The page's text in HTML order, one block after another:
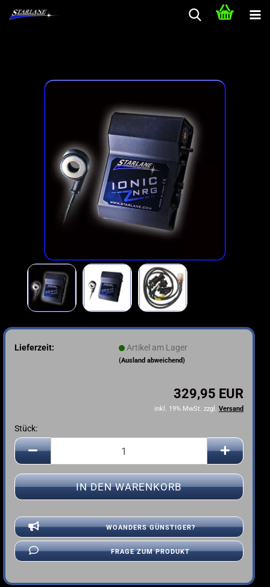
Lieferzeit: Artikel am Lager
(Ausland abweichend)
329,95 EUR
inkl. 19% MwSt. zzgl. Versand
Stück:
Stück
WOANDERS GÜNSTIGER?
FRAGE ZUM PRODUKT